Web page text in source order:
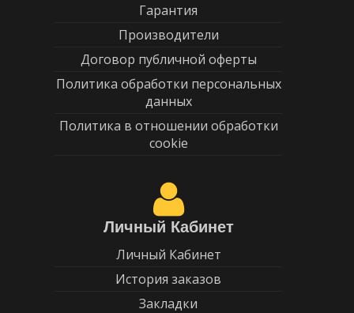
Гарантия
Производители
Договор публичной оферты
Политика обработки персональных
данных
Политика в отношении обработки
cookie
Личный Кабинет
Личный Кабинет
История заказов
Закладки